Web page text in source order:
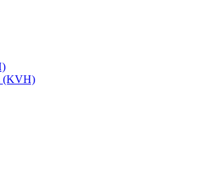
(KVH)